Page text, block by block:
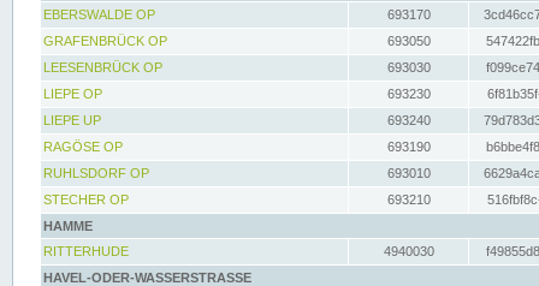
EBERSWALDE OP
693170
GRAFENBRÜCK OP
693050
LEESENBRÜCK OP
693030
LIEPE OP
693230
LIEPE UP
693240
RAGÖSE OP
693190
RUHLSDORF OP
693010
STECHER OP
693210
HAMME
RITTERHUDE
4940030
HAVEL-ODER-WASSERSTRASSE